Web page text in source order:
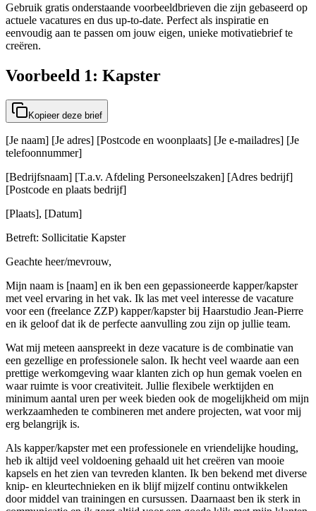
Gebruik gratis onderstaande voorbeeldbrieven die zijn gebaseerd op
actuele vacatures en dus up-to-date. Perfect als inspiratie en
eenvoudig aan te passen om jouw eigen, unieke motivatiebrief te
creëren.
Voorbeeld 1: Kapster
Kopieer deze brief
[Je naam] [Je adres] [Postcode en woonplaats] [Je e-mailadres] [Je
telefoonnummer]
[Bedrijfsnaam] [T.a.v. Afdeling Personeelszaken] [Adres bedrijf]
[Postcode en plaats bedrijf]
[Plaats], [Datum]
Betreft: Sollicitatie Kapster
Geachte heer/mevrouw,
Mijn naam is [naam] en ik ben een gepassioneerde kapper/kapster
met veel ervaring in het vak. Ik las met veel interesse de vacature
voor een (freelance ZZP) kapper/kapster bij Haarstudio Jean-Pierre
en ik geloof dat ik de perfecte aanvulling zou zijn op jullie team.
Wat mij meteen aanspreekt in deze vacature is de combinatie van
een gezellige en professionele salon. Ik hecht veel waarde aan een
prettige werkomgeving waar klanten zich op hun gemak voelen en
waar ruimte is voor creativiteit. Jullie flexibele werktijden en
minimum aantal uren per week bieden ook de mogelijkheid om mijn
werkzaamheden te combineren met andere projecten, wat voor mij
erg belangrijk is.
Als kapper/kapster met een professionele en vriendelijke houding,
heb ik altijd veel voldoening gehaald uit het creëren van mooie
kapsels en het zien van tevreden klanten. Ik ben bekend met diverse
knip- en kleurtechnieken en ik blijf mijzelf continu ontwikkelen
door middel van trainingen en cursussen. Daarnaast ben ik sterk in